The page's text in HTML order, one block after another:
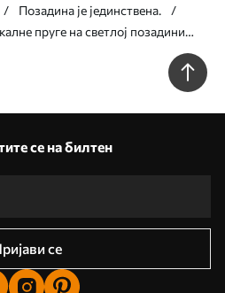
Позадина је јединствена.
пруге на светлој позадини
се на билтен
се